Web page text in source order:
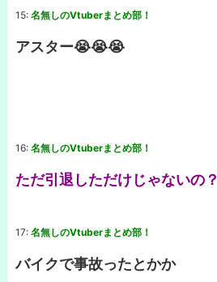
15: 名無しのVtuberまとめ部！
アスター😭😭😭
16: 名無しのVtuberまとめ部！
ただ引退しただけじゃないの？
17: 名無しのVtuberまとめ部！
バイクで事故ったとかか